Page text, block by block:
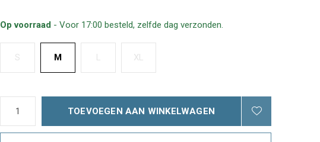
Op voorraad - Voor 17:00 besteld, zelfde dag verzonden.
S M L XL
TOEVOEGEN AAN WINKELWAGEN